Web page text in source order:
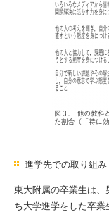
進学先での取り組み
東大附属の卒業生は、
ち大学進学をした卒